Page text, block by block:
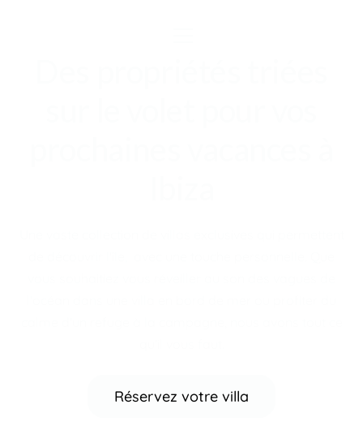
Réservez votre villa